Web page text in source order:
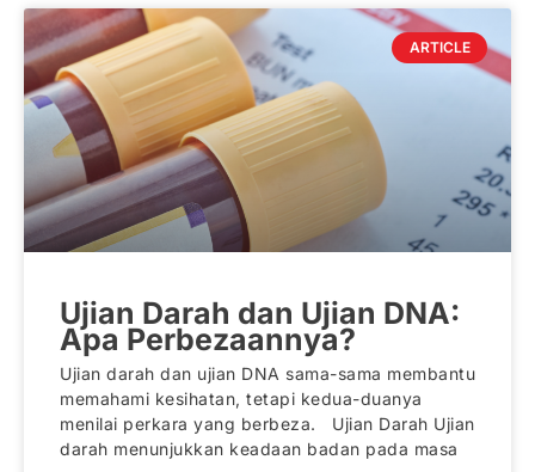
ARTICLE
Ujian Darah dan Ujian DNA:
Apa Perbezaannya?
Ujian darah dan ujian DNA sama-sama membantu
memahami kesihatan, tetapi kedua-duanya
menilai perkara yang berbeza. Ujian Darah Ujian
darah menunjukkan keadaan badan pada masa